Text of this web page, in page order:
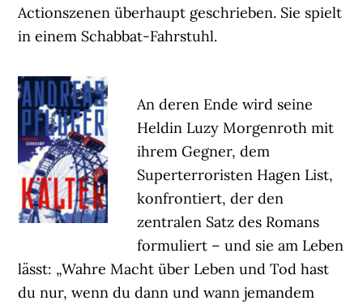
Actionszenen überhaupt geschrieben. Sie spielt
in einem Schabbat-Fahrstuhl.
An deren Ende wird seine
Heldin Luzy Morgenroth mit
ihrem Gegner, dem
Superterroristen Hagen List,
konfrontiert, der den
zentralen Satz des Romans
formuliert – und sie am Leben
lässt: „Wahre Macht über Leben und Tod hast
du nur, wenn du dann und wann jemandem